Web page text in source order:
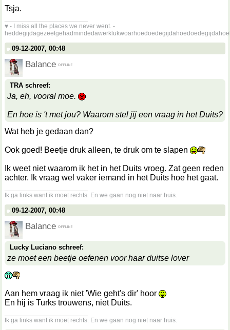
Tsja.
♥ - I miss all the places we never went. -
09-12-2007, 00:48
Balance
TRA schreef:
Ja, eh, vooral moe.
En hoe is 't met jou? Waarom stel jij een vraag in het Duits?
Wat heb je gedaan dan?
Ook goed! Beetje druk alleen, te druk om te slapen
Ik weet niet waarom ik het in het Duits vroeg. Zat geen reden
achter. Ik vraag wel vaker iemand in het Duits hoe het gaat.
Ik ga links want ik moet rechts. En we gaan nog niet naar huis.
09-12-2007, 00:48
Balance
Lucky Luciano schreef:
ze moet een beetje oefenen voor haar duitse lover
Aan hem vraag ik niet 'Wie geht's dir' hoor
En hij is Turks trouwens, niet Duits.
Ik ga links want ik moet rechts. En we gaan nog niet naar huis.